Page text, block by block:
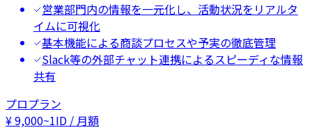
営業部門内の情報を一元化し、活動状況をリアルタ
イムに可視化
基本機能による商談プロセスや予実の徹底管理
Slack等の外部チャット連携によるスピーディな情報
共有
プロプラン
¥9,000~1ID / 月額